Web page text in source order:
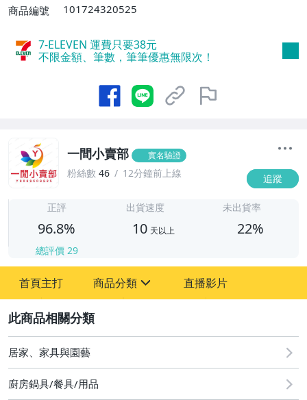
商品編號
101724320525
7-ELEVEN 運費只要38元
不限金額、筆數，筆筆優惠無限次！
一間小賣部 實名驗證
粉絲數 46 12分鐘前上線 追蹤
正評
96.8%
總評價 29
出貨速度
10 天以上
未出貨率
22%
首頁主打 商品分類
汽機車精品百貨
居家、家具與園藝
直播影片
居家、家具與園藝
廚房鍋具/餐具/用品